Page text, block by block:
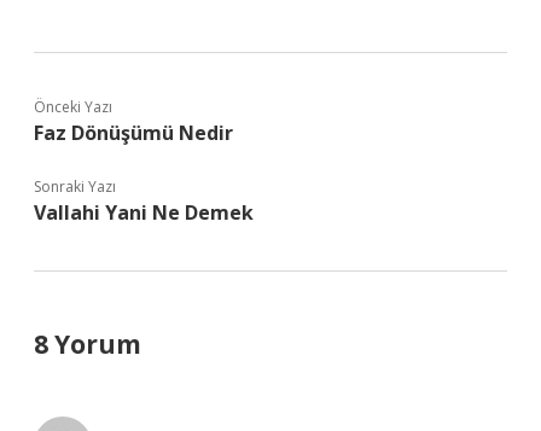
Önceki Yazı
Faz Dönüşümü Nedir
Sonraki Yazı
Vallahi Yani Ne Demek
8 Yorum